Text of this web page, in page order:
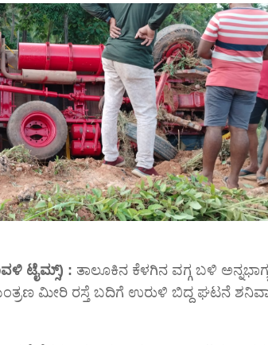
ಟೈಮ್ಸ್) : ತಾಲೂಕಿನ ಕೆಳಗಿನ ವಗ್ಗ ಬಳಿ
ಮೀರಿ ರಸ್ತೆ ಬದಿಗೆ ಉರುಳಿ ಬಿದ್ದ ಘಟನೆ